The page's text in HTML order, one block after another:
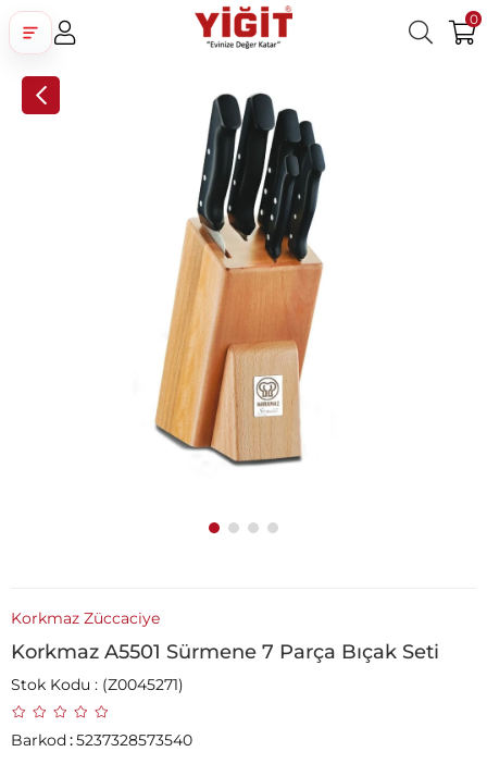
0
Facebook İle Bağlan
Google İle Bağlan
Korkmaz Züccaciye
Korkmaz A5501 Sürmene 7 Parça Bıçak Seti
Stok Kodu (Z0045271)
Barkod:5237328573540